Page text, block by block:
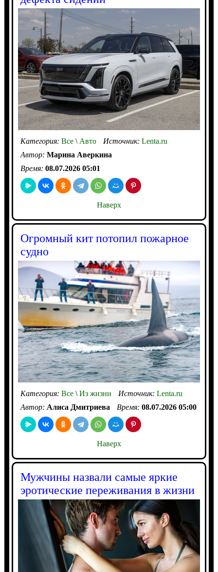
Категория: Все\Авто Источник: Lenta.ru
Автор: Марина Аверкина
Время: 08.07.2026 05:01
Наверх
Огромный кит потопил пожарное
судно
Категория: Все\Из жизни Источник: Lenta.ru
Автор: Алиса Дмитриева Время: 08.07.2026 05:00
Наверх
Мужчины назвали самые яркие
эротические переживания в жизни